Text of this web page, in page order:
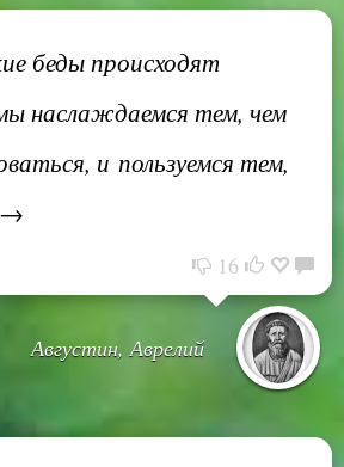
беды происходят
наслаждаемся тем, чем
и пользуемся тем,
→
16
Августин, Аврелий